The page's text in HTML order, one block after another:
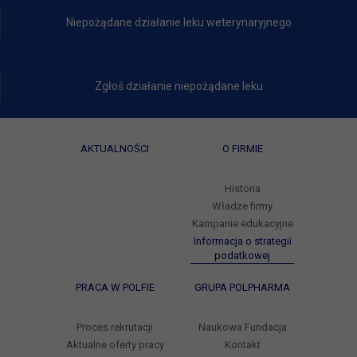
Niepożądane działanie leku weterynaryjnego
Zgłoś działanie niepożądane leku
AKTUALNOŚCI O FIRMIE
Historia
Władze firmy
Kampanie edukacyjne
Informacja o strategii
podatkowej
PRACA W POLFIE
Proces rekrutacji
Aktualne oferty pracy
GRUPA POLPHARMA
Naukowa Fundacja
Kontakt